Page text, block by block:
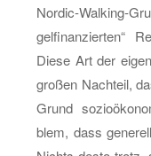
Nor­dic-Wal­king-
gel­fi­nan­zier­ten“
Diese Art der
gro­ßen Nach­teil,
Grund
blem, dass